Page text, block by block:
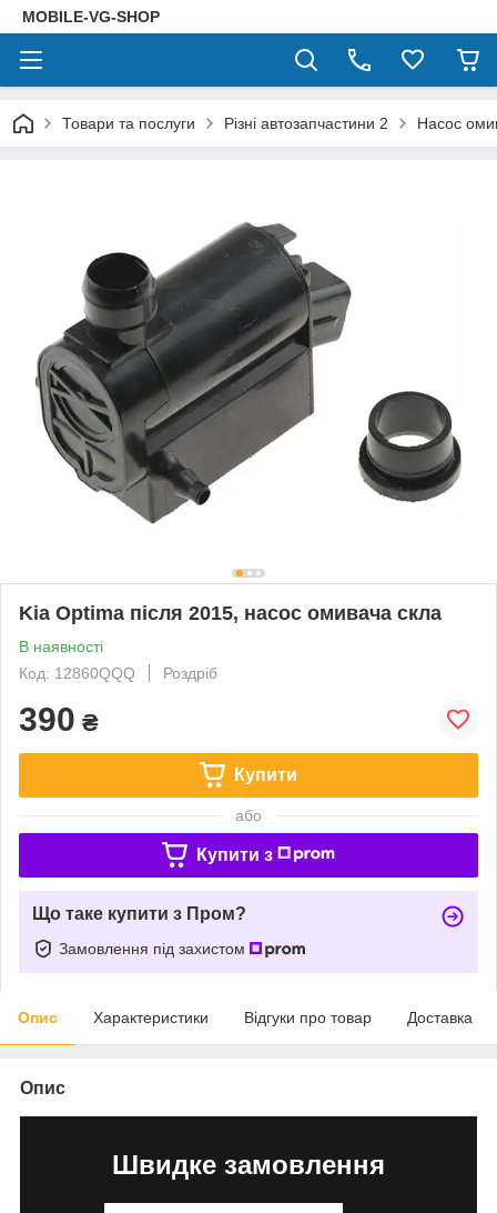
MOBILE-VG-SHOP
Товари та послуги Різні автозапчастини 2 Насос
Kia Optima після 2015, насос омивача скла
В наявності
Код: 12860QQQ
Роздріб
390 ₴
Купити
або
Купити з
Що таке купити з Пром?
Замовлення під захистом
Опис Характеристики Відгуки про товар Доставка
Опис
Швидке замовлення